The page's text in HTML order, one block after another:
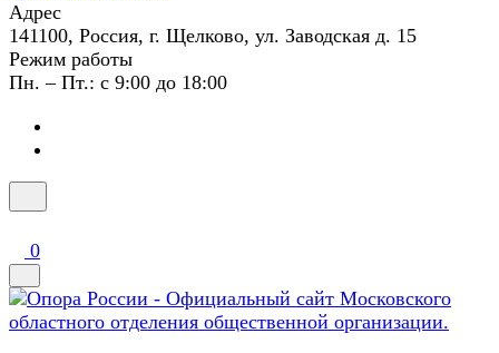
Адрес
141100, Россия, г. Щелково, ул. Заводская д. 15
Режим работы
Пн. – Пт.: с 9:00 до 18:00
0